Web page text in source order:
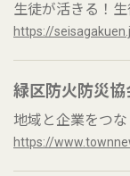
生徒が活きる！
https://
緑区防火防災協
地域と企業をつな
https://